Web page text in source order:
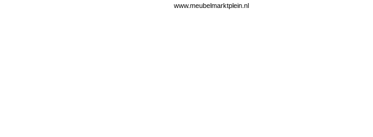
www.meubelmarktplein.nl